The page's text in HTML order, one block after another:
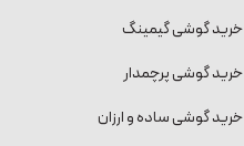
خرید گوشی گیمینگ
خرید گوشی پرچمدار
خرید گوشی ساده و ارزان